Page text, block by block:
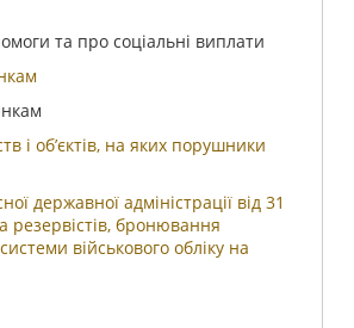
та про соціальні виплати
і об’єктів, на яких порушники
державної адміністрації від 31
резервістів, бронювання
військового обліку на